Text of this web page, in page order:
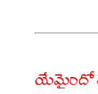
యేమైందో